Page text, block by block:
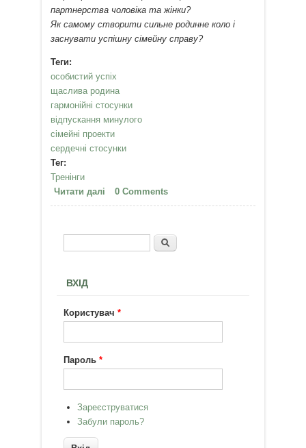
партнерства чоловіка та жінки?
Як самому створити сильне родинне коло і
заснувати успішну сімейну справу?
Теги:
особистий успіх
щаслива родина
гармонійні стосунки
відпускання минулого
сімейні проекти
сердечні стосунки
Тег:
Тренінги
Читати далі про Цикл тренінгів «Особистий
успіх і родина. Підземна ріка
0 Comments
Пошукова форма
Пошук
ВХІД
Користувач*
Пароль*
Зареєструватися
Забули пароль?